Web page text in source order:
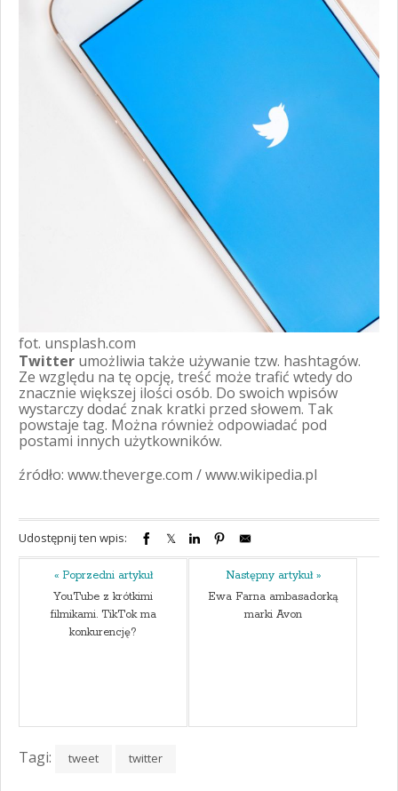
fot. unsplash.com
Twitter umożliwia także używanie tzw. hashtagów.
Ze względu na tę opcję, treść może trafić wtedy do
znacznie większej ilości osób. Do swoich wpisów
wystarczy dodać znak kratki przed słowem. Tak
powstaje tag. Można również odpowiadać pod
postami innych użytkowników.
źródło: www.theverge.com / www.wikipedia.pl
Udostępnij ten wpis:
« Poprzedni artykuł
YouTube z krótkimi
filmikami. TikTok ma
konkurencję?
Następny artykuł »
Ewa Farna ambasadorką
marki Avon
Tagi: tweet twitter